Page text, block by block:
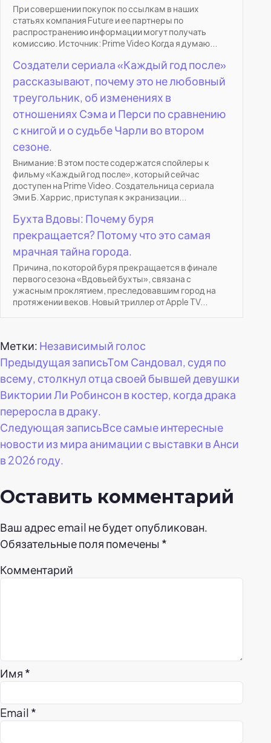
При совершении покупок по ссылкам в наших
статьях компания Future и ее партнеры по
распространению информации могут получать
комиссию. Источник: Prime Video Когда я думаю...
Создатели сериала «Каждый год после»
рассказывают, почему это не любовный
треугольник, об изменениях в
отношениях Сэма и Перси по сравнению
с книгой и о судьбе Чарли во втором
сезоне.
Внимание: В этом посте содержатся спойлеры к
фильму «Каждый год после», который сейчас
доступен на Prime Video. Создательница сериала
Эми Б. Харрис, приступая к экранизации...
Бухта Вдовы: Почему буря
прекращается? Потому что это самая
мрачная тайна города.
Причина, по которой буря прекращается в финале
первого сезона «Вдовьей бухты», связана с
ужасным проклятием, преследовавшим город на
протяжении веков. Новый триллер от Apple TV...
Метки: Независимый голос
Навигация
по
записям
Предыдущая записьТом Сандовал, судя по
всему, столкнул отца своей бывшей девушки
Виктории Ли Робинсон в костер, когда драка
переросла в драку.
Следующая записьВсе самые интересные
новости из мира анимации с выставки в Анси
в 2026 году.
Оставить комментарий
Ваш адрес email не будет опубликован.
Обязательные поля помечены *
Комментарий
Имя *
Email *